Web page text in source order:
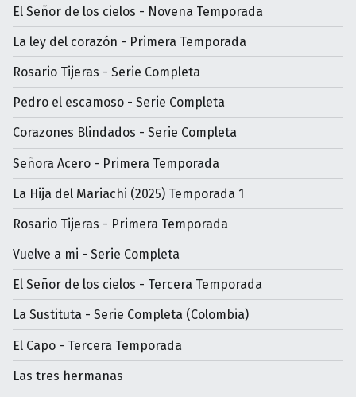
El Señor de los cielos - Novena Temporada
La ley del corazón - Primera Temporada
Rosario Tijeras - Serie Completa
Pedro el escamoso - Serie Completa
Corazones Blindados - Serie Completa
Señora Acero - Primera Temporada
La Hija del Mariachi (2025) Temporada 1
Rosario Tijeras - Primera Temporada
Vuelve a mi - Serie Completa
El Señor de los cielos - Tercera Temporada
La Sustituta - Serie Completa (Colombia)
El Capo - Tercera Temporada
Las tres hermanas